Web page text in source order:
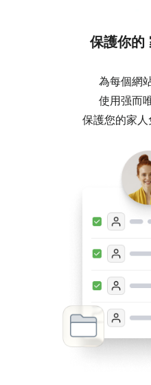
保護你的
為每個網
使用强而
保護您的家人